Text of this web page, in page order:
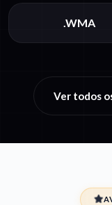
.WMA
Ver todos